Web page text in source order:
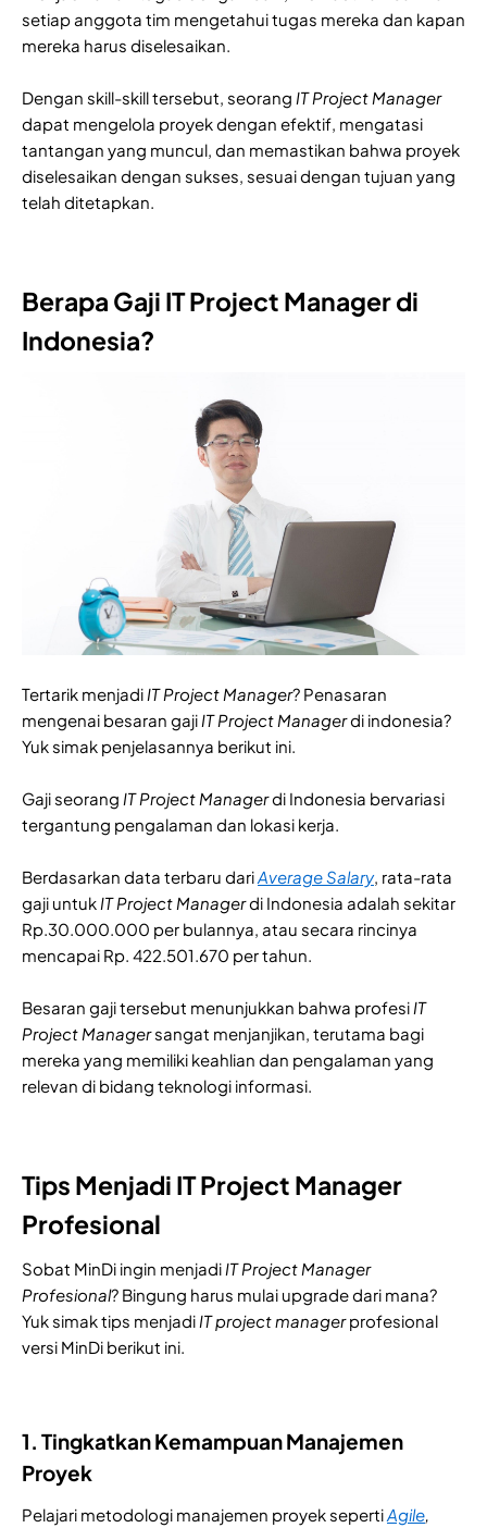
setiap anggota tim mengetahui tugas mereka dan kapan
mereka harus diselesaikan.
Dengan skill-skill tersebut, seorang IT Project Manager
dapat mengelola proyek dengan efektif, mengatasi
tantangan yang muncul, dan memastikan bahwa proyek
diselesaikan dengan sukses, sesuai dengan tujuan yang
telah ditetapkan.
Berapa Gaji IT Project Manager di
Indonesia?
Tertarik menjadi IT Project Manager? Penasaran
mengenai besaran gaji IT Project Managerdi indonesia?
Yuk simak penjelasannya berikut ini.
Gaji seorang IT Project Managerdi Indonesia bervariasi
tergantung pengalaman dan lokasi kerja.
Berdasarkan data terbaru dariAverage Salary, rata-rata
gaji untuk IT Project Managerdi Indonesia adalah sekitar
Rp.30.000.000 per bulannya, atau secara rincinya
mencapai Rp. 422.501.670 per tahun.
Besaran gaji tersebut menunjukkan bahwa profesi IT
Project Managersangat menjanjikan, terutama bagi
mereka yang memiliki keahlian dan pengalaman yang
relevan di bidang teknologi informasi.
Tips Menjadi IT Project Manager
Profesional
Sobat MinDi ingin menjadi IT Project Manager
Profesional? Bingung harus mulai upgrade dari mana?
Yuk simak tips menjadi IT project managerprofesional
versi MinDi berikut ini.
1. Tingkatkan Kemampuan Manajemen
Proyek
Pelajari metodologi manajemen proyek sepertiAgile,